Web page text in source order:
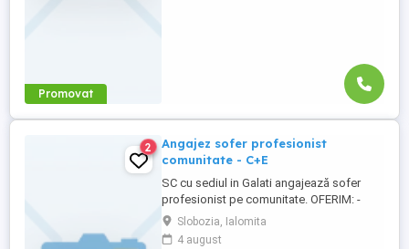
Promovat
2
Angajez sofer profesionist
comunitate - C+E
SC cu sediul in Galati angajează sofer
profesionist pe comunitate. OFERIM: -
Salariu + diurnă la timp și act acțional la
diurna -Camioane bine întreținute -
Slobozia, Ialomita
4 august